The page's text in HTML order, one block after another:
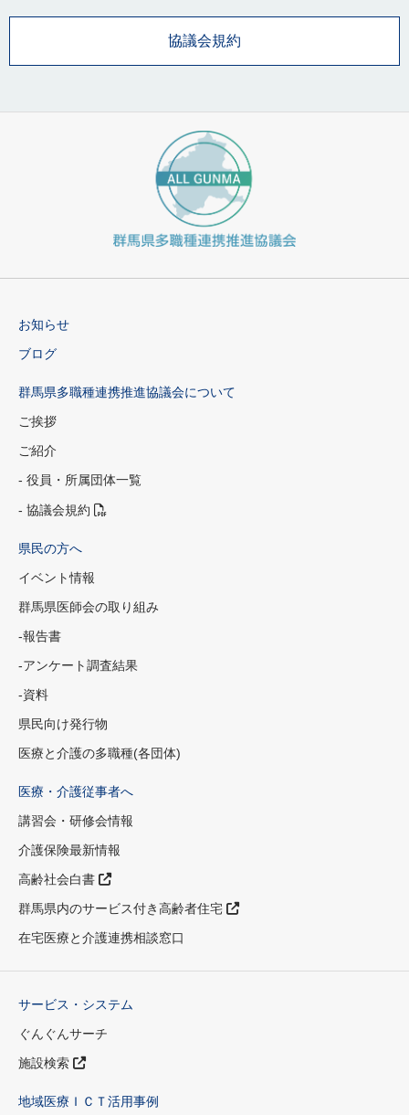
協議会規約
お知らせ
ブログ
群馬県多職種連携推進協議会について
ご挨拶
ご紹介
- 役員・所属団体一覧
- 協議会規約
県民の方へ
イベント情報
群馬県医師会の取り組み
-報告書
-アンケート調査結果
-資料
県民向け発行物
医療と介護の多職種(各団体)
医療・介護従事者へ
講習会・研修会情報
介護保険最新情報
高齢社会白書
群馬県内のサービス付き高齢者住宅
在宅医療と介護連携相談窓口
サービス・システム
ぐんぐんサーチ
施設検索
地域医療ＩＣＴ活用事例